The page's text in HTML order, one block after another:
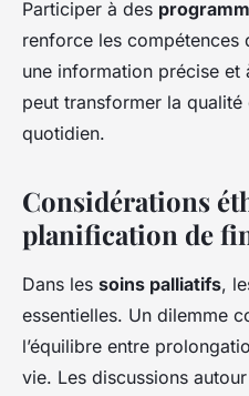
Participer à des
renforce les compétences
une information précise et
peut transformer la
quotidien.
Considérations
planification de
Dans les soins palliatifs,
essentielles. Un dilemme
l’équilibre entre
vie. Les discussions